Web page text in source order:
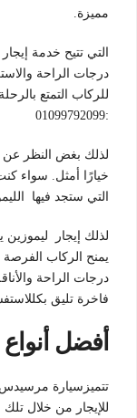
مميزة.
التي تتيح خدمة
درجات الراحة
للركاب التمتع
:01099792099
لذلك بغض النظر عن
خيارًا أمثل. سواء
التي ستجد فيها
لذلك إيجار
يمنح الركاب
درجات الراحة
فاخرة تليق
أفضل
للإيجار من خلال